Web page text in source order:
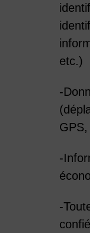
etc.)
-
-
-